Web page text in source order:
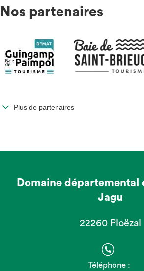
Nos partenaires
Plus de partenaires
Domaine départemental
Jagu
22260 Ploëzal
Téléphone :